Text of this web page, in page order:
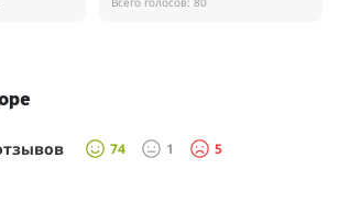
74 1 5